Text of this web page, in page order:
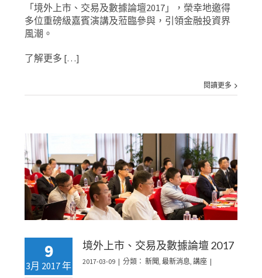
「境外上市、交易及數據論壇2017」，榮幸地邀得
多位重磅級嘉賓演講及蒞臨參與，引領金融投資界
風潮。
了解更多 […]
閱讀更多
9
3月 2017 年
境外上市、交易及數據論壇 2017
2017-03-09 | 分類：新聞 ,最新消息 ,講座 |